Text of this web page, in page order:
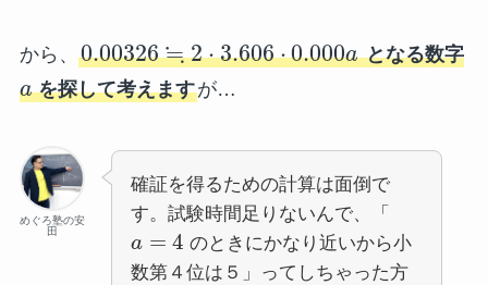
から、 0.00326 ≒ 2⋅3.606⋅0.000aとなる数字
aを探して考えますが…
めぐろ塾の安
田
確証を得るための計算は面倒で
す。試験時間足りないんで、「
a = 4 のときにかなり近いから小
数第４位は５」ってしちゃった方